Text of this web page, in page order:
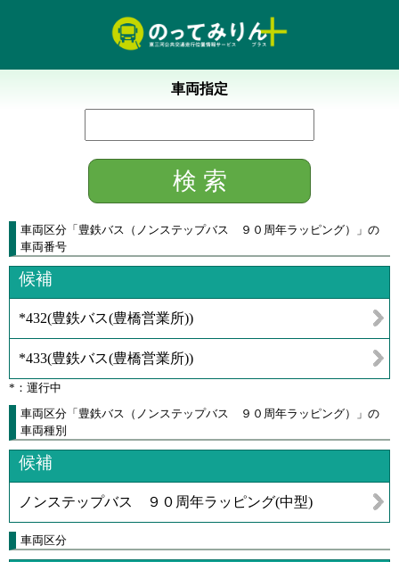
車両指定
車両区分 「 豊鉄バス（ノンステップバス ９０周年ラッピング） 」 の
車両番号
候補
*432(豊鉄バス(豊橋営業所))
*433(豊鉄バス(豊橋営業所))
*：運行中
車両区分「豊鉄バス（ノンステップバス ９０周年ラッピング）」の
車両種別
候補
ノンステップバス ９０周年ラッピング(中型)
車両区分